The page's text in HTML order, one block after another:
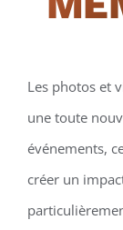
Les photos et
une toute
événements,
créer un